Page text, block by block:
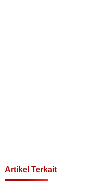
Artikel Terkait